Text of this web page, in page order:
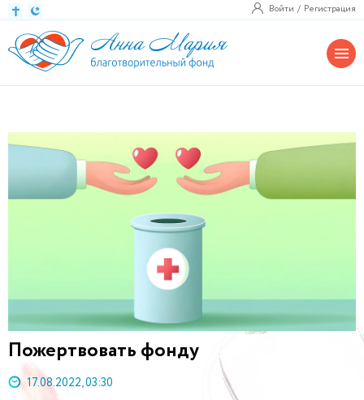
Войти Регистрация
Пожертвовать фонду
17.08.2022, 03:30